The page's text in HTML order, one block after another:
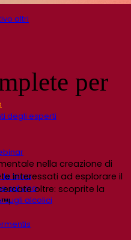
altri
degli esperti
la birra
sul vino
sugli alcolici
per
nella creazione di
interessati ad esplorare il
oltre: scoprite la